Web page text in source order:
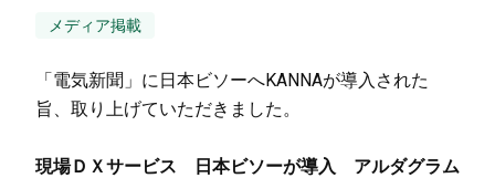
メディア掲載
「電気新聞」に日本ビソーへKANNAが導入された
旨、取り上げていただきました。
現場ＤＸサービス 日本ビソーが導入 アルダグラム